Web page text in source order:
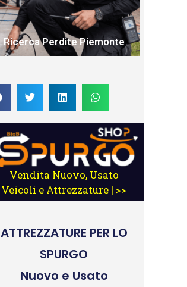
Ricerca Perdite Piemonte
Vendita Nuovo, Usato
Veicoli e Attrezzature | >>
ATTREZZATURE PER LO
SPURGO
Nuovo e Usato